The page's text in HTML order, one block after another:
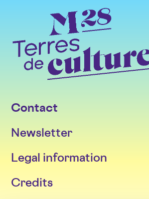
Contact
Newsletter
Legal information
Credits